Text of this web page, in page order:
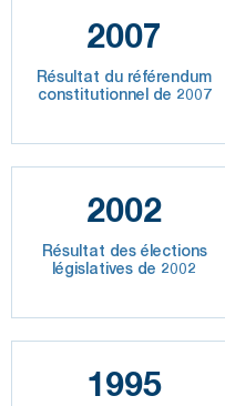
2007
Résultat du référendum
constitutionnel de 2007
2002
Résultat des élections
législatives de 2002
1995